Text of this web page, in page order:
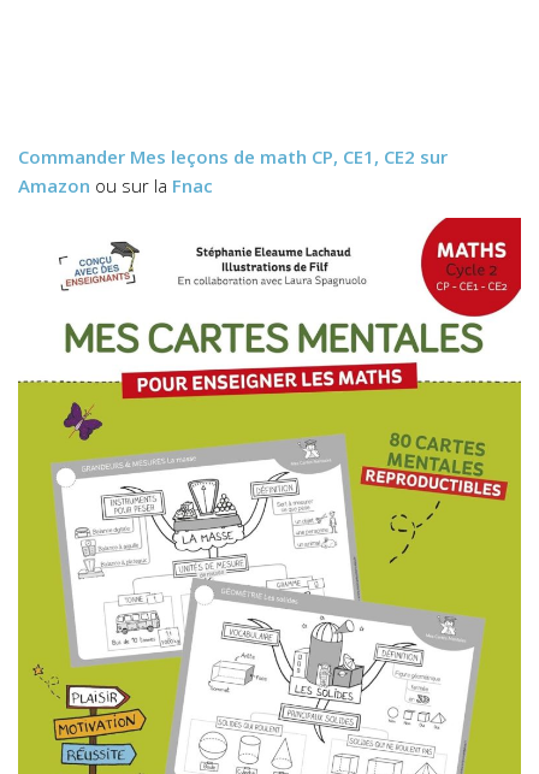
Commander Mes leçons de math CP, CE1, CE2 sur
Amazon ou sur la Fnac